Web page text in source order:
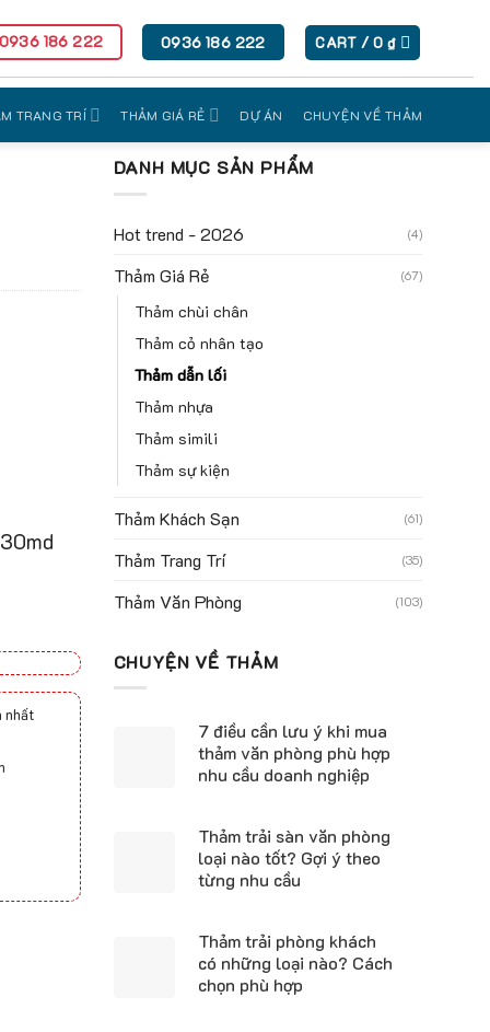
0936 186 222 0936 186 222 CART /0 ₫
TRANG TRÍ THẢM GIÁ RẺ DỰ ÁN CHUYỆN VỀ THẢM
nhất
DANH MỤC SẢN PHẨM
Hot trend - 2026 (4)
Thảm Giá Rẻ (67)
Thảm chùi chân
Thảm cỏ nhân tạo
Thảm dẫn lối
Thảm nhựa
Thảm simili
Thảm sự kiện
Thảm Khách Sạn (61)
Thảm Trang Trí (35)
Thảm Văn Phòng (103)
CHUYỆN VỀ THẢM
7 điều cần lưu ý khi mua
thảm văn phòng phù hợp
nhu cầu doanh nghiệp
Thảm trải sàn văn phòng
loại nào tốt? Gợi ý theo
từng nhu cầu
Thảm trải phòng khách
có những loại nào? Cách
chọn phù hợp